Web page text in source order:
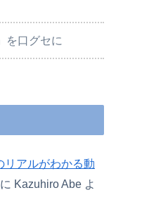
を口グセに
リアルがわかる動
に Kazuhiro Abe よ